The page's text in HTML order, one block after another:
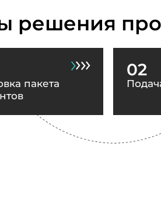
решения
пакета
02